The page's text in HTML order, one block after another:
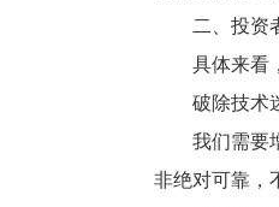
二、投资
具体来看
破除技术
我们需要
非绝对可靠，